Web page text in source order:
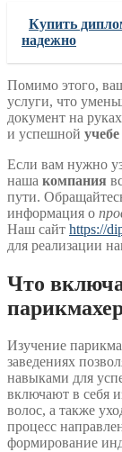
Купить
надежно
Помимо этого,
услуги, что
документ на
и успешной учебе
Если вам нужно
наша компания
пути.
информация о
Наш сайт https://
для реализации
Что
Изучение
заведениях
навыками для
включают в себя
волос, а также
процесс
формирование